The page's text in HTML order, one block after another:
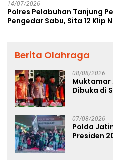
14/07/2026
Polres Pelabuhan Tanjung
Pengedar Sabu, Sita 12 Klip
Berita Olahraga
08/08/2026
Muktamar
Dibuka di
07/08/2026
Polda
Presiden